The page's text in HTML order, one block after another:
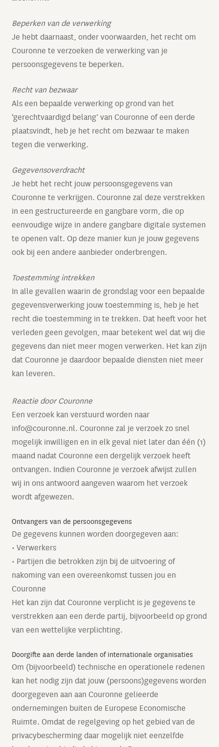
Beperken van de verwerking
Je hebt daarnaast, onder voorwaarden, het recht om
Couronne te verzoeken de verwerking van je
persoonsgegevens te beperken.
Recht van bezwaar
Als een bepaalde verwerking op grond van het
‘gerechtvaardigd belang’ van Couronne of een derde
plaatsvindt, heb je het recht om bezwaar te maken
tegen die verwerking.
Gegevensoverdracht
Je hebt het recht jouw persoonsgegevens van
Couronne te verkrijgen. Couronne zal deze verstrekken
in een gestructureerde en gangbare vorm, die op
eenvoudige wijze in andere gangbare digitale systemen
te openen valt. Op deze manier kun je jouw gegevens
ook bij een andere aanbieder onderbrengen.
Toestemming intrekken
In alle gevallen waarin de grondslag voor een bepaalde
gegevensverwerking jouw toestemming is, heb je het
recht die toestemming in te trekken. Dat heeft voor het
verleden geen gevolgen, maar betekent wel dat wij die
gegevens dan niet meer mogen verwerken. Het kan zijn
dat Couronne je daardoor bepaalde diensten niet meer
kan leveren.
Reactie door Couronne
Een verzoek kan verstuurd worden naar
info@couronne.nl. Couronne zal je verzoek zo snel
mogelijk inwilligen en in elk geval niet later dan één (1)
maand nadat Couronne een dergelijk verzoek heeft
ontvangen. Indien Couronne je verzoek afwijst zullen
wij in ons antwoord aangeven waarom het verzoek
wordt afgewezen.
Ontvangers van de persoonsgegevens
De gegevens kunnen worden doorgegeven aan:
• Verwerkers
• Partijen die betrokken zijn bij de uitvoering of
nakoming van een overeenkomst tussen jou en
Couronne
Het kan zijn dat Couronne verplicht is je gegevens te
verstrekken aan een derde partij, bijvoorbeeld op grond
van een wettelijke verplichting.
Doorgifte aan derde landen of internationale organisaties
Om (bijvoorbeeld) technische en operationele redenen
kan het nodig zijn dat jouw (persoons)gegevens worden
doorgegeven aan aan Couronne gelieerde
ondernemingen buiten de Europese Economische
Ruimte. Omdat de regelgeving op het gebied van de
privacybescherming daar mogelijk niet eenzelfde